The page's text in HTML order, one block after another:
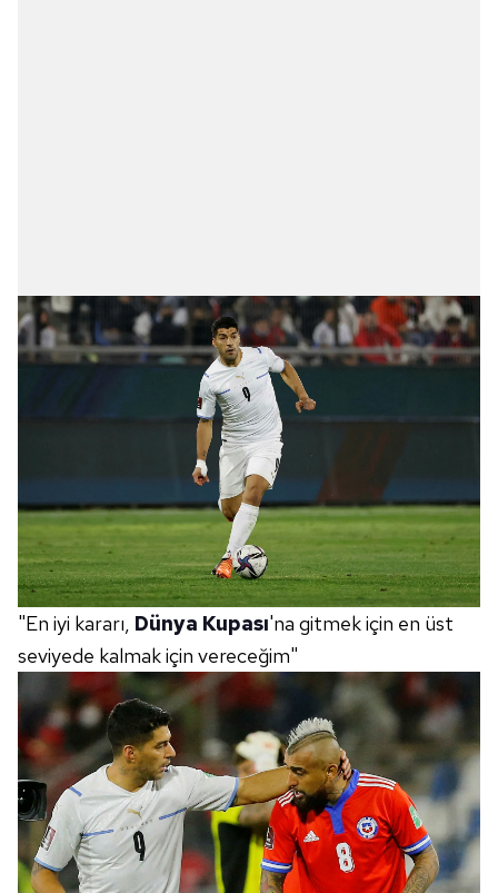
"En iyi kararı, Dünya Kupası'na gitmek için en üst
seviyede kalmak için vereceğim"